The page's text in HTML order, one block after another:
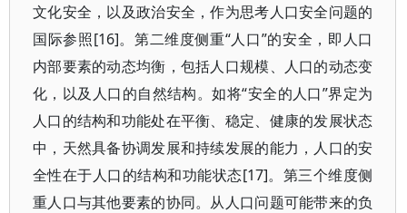
文化安全，以及政治安全，作为思考人口安全问题的
国际参照[16]。第二维度侧重“人口”的安全，即人口
内部要素的动态均衡，包括人口规模、人口的动态变
化，以及人口的自然结构。如将“安全的人口”界定为
人口的结构和功能处在平衡、稳定、健康的发展状态
中，天然具备协调发展和持续发展的能力，人口的安
全性在于人口的结构和功能状态[17]。第三个维度侧
重人口与其他要素的协同。从人口问题可能带来的负